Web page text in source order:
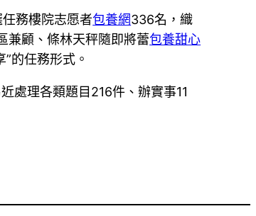
務樓院志愿者包養網336名，織
兼顧、條林天秤隨即將蕾包養甜心
的任務形式。
處理各類題目216件、辦實事11